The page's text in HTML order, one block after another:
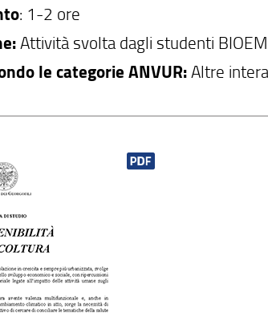
: 1-2 ore
Attività svolta dagli studenti
le categorie ANVUR:Altre